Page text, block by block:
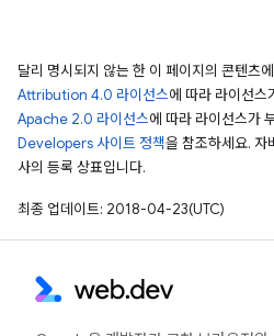
달리 명시되지 않는 한 이 페이지의 콘텐츠
Attribution 4.0 라이선스에 따라 라이선스
Apache 2.0 라이선스에 따라 라이선스가
Developers 사이트 정책을 참조하세요.
사의 등록 상표입니다.
최종 업데이트: 2018-04-23(UTC)